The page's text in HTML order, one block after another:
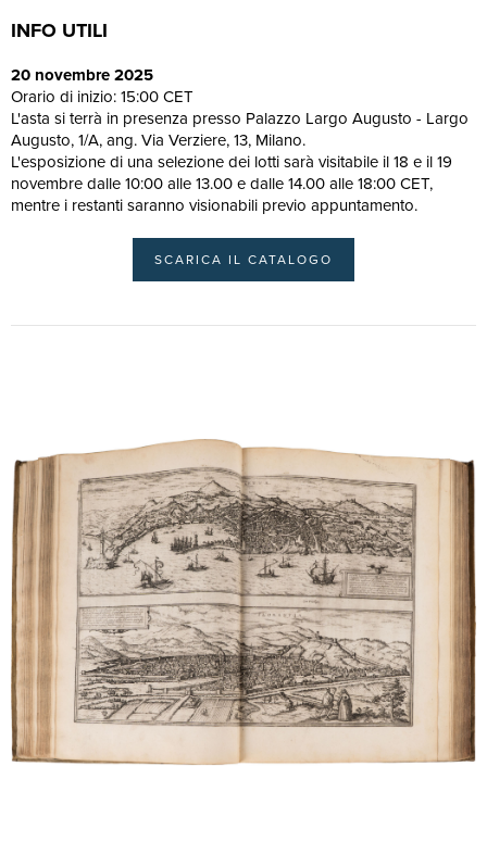
INFO UTILI
20 novembre 2025
Orario di inizio: 15:00 CET
L'asta si terrà in presenza presso Palazzo Largo Augusto - Largo
Augusto, 1/A, ang. Via Verziere, 13, Milano.
L'esposizione di una selezione dei lotti sarà visitabile il 18 e il 19
novembre dalle 10:00 alle 13.00 e dalle 14.00 alle 18:00 CET,
mentre i restanti saranno visionabili previo appuntamento.
SCARICA IL CATALOGO